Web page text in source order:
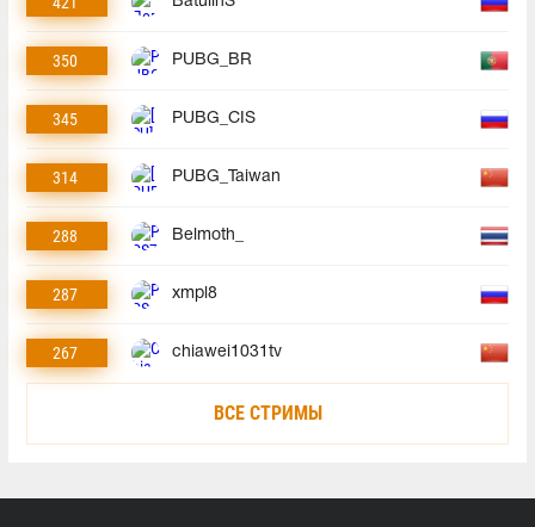
350 PUBG_BR
345 PUBG_CIS
314 PUBG_Taiwan
288 Belmoth_
287 xmpl8
267 chiawei1031tv
ВСЕ СТРИМЫ